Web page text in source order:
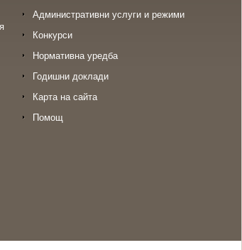
Административни услуги и режими
Конкурси
Нормативна уредба
Годишни доклади
Карта на сайта
Помощ